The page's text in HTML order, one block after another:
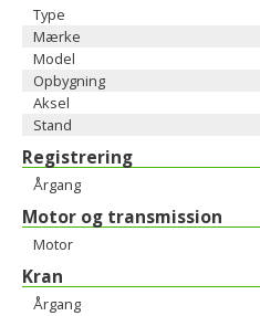
Type
Mærke
Model
Opbygning
Aksel
Stand
Registrering
Årgang
Motor og transmission
Motor
Kran
Årgang